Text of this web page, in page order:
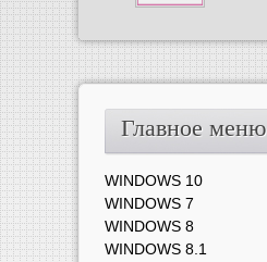
Главное меню
WINDOWS 10
WINDOWS 7
WINDOWS 8
WINDOWS 8.1